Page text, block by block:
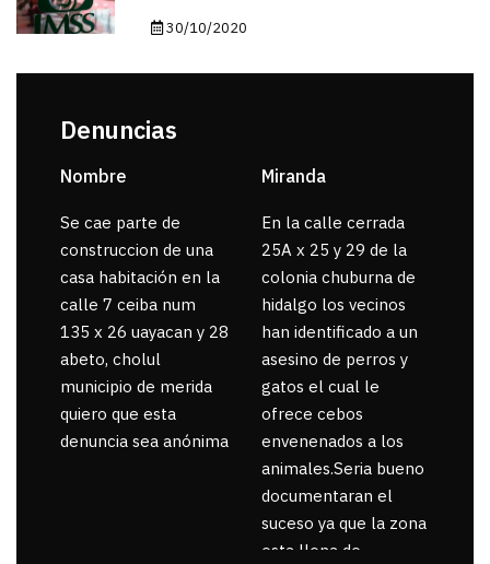
30/10/2020
Denuncias
Nombre
Se cae parte de
construccion de una
casa habitación en la
calle 7 ceiba num
135 x 26 uayacan y 28
abeto, cholul
municipio de merida
quiero que esta
denuncia sea anónima
Miranda
En la calle cerrada
25A x 25 y 29 de la
colonia chuburna de
hidalgo los vecinos
han identificado a un
asesino de perros y
gatos el cual le
ofrece cebos
envenenados a los
animales.Seria bueno
documentaran el
suceso ya que la zona
esta llena de